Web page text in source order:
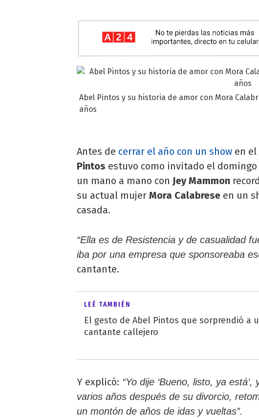
Abel Pintos y su historia de amor con Mora
años
Antes de cerrar el año con un show en el
Pintos estuvo como invitado el domingo
un mano a mano con Jey Mammon
su actual mujer Mora Calabrese en un
casada.
“Ella es de Resistencia y de casualidad
iba por una empresa que sponsoreaba
cantante.
LEÉ TAMBIÉN
El gesto de Abel Pintos que sorprendió a
cantante callejero
Y explicó: “Yo dije ‘Bueno, listo, ya
varios años después de su divorcio,
un montón de años de idas y vueltas”.